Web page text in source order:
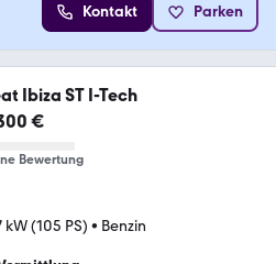
Kontakt Parken
Ibiza ST I-Tech
€
Bewertung
kW (105 PS) • Benzin